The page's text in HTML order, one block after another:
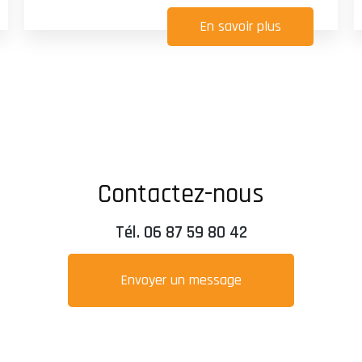
En savoir plus
Contactez-nous
Tél. 06 87 59 80 42
Envoyer un message